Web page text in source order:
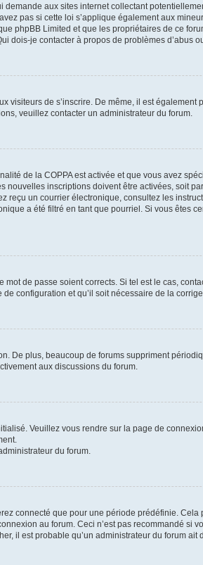
aux sites internet collectant
pas si cette loi s’applique également aux
phpBB Limited et que les propriétaires de ce
je contacter à propos de problèmes d’abus
de s’inscrire. De même, il est
veuillez contacter un administrateur du forum.
de la COPPA est activée et que vous avez
inscriptions doivent être activées, soit
un courrier électronique, consultez les
a été filtré en tant que pourriel. Si vous êtes
de passe soient corrects. Si tel est le cas,
configuration et qu’il soit nécessaire de la
De plus, beaucoup de forums suppriment
aux discussions du forum.
Veuillez vous rendre sur la page de
du forum.
connecté que pour une période prédéfinie. Cela
au forum. Ceci n’est pas recommandé si
il est probable qu’un administrateur du forum ait